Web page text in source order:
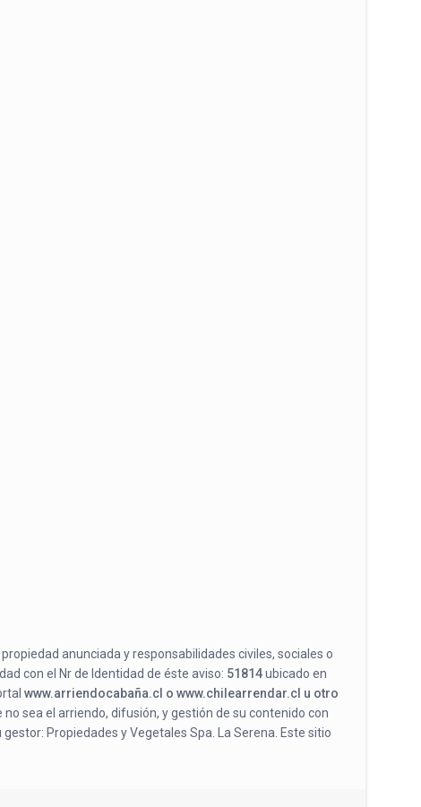
anunciada y responsabilidades civiles, sociales o
con el Nr de Identidad de éste aviso: 51814ubicado en
www.arriendocabaña.cl o www.chilearrendar.cl u otro
sea el arriendo, difusión, y gestión de su contenido con
Propiedades y Vegetales Spa. La Serena. Este sitio